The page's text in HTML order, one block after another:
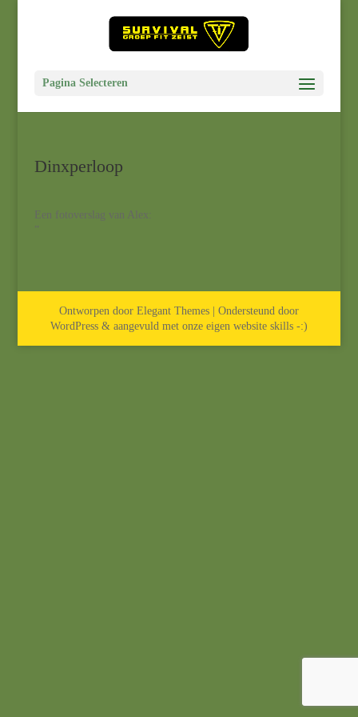
Pagina Selecteren
Dinxperloop
Een fotoverslag van Alex:
”
Ontworpen door Elegant Themes | Ondersteund door
WordPress & aangevuld met onze eigen website skills -:)